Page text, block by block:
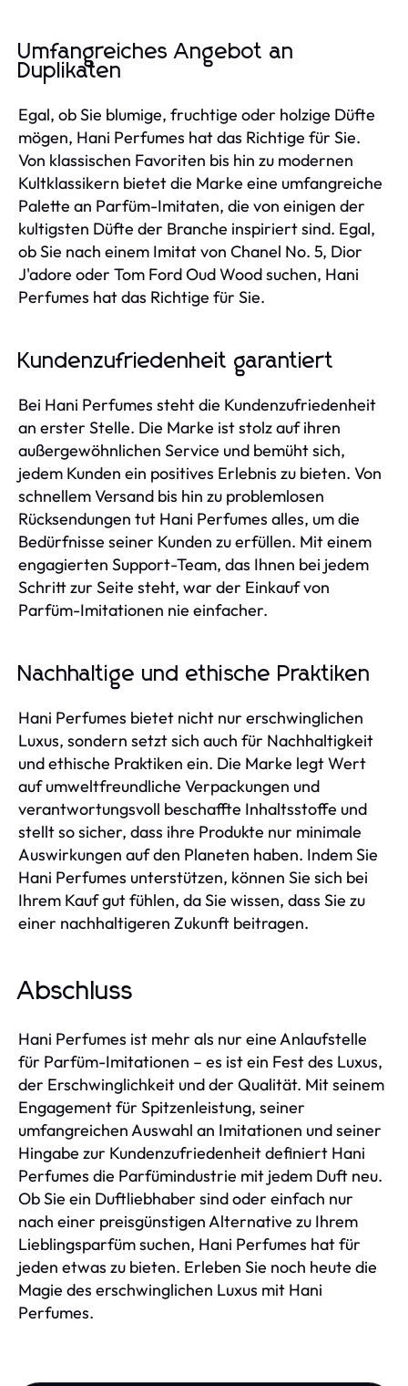
Umfangreiches Angebot an
Duplikaten
Egal, ob Sie blumige, fruchtige oder holzige Düfte
mögen, Hani Perfumes hat das Richtige für Sie.
Von klassischen Favoriten bis hin zu modernen
Kultklassikern bietet die Marke eine umfangreiche
Palette an Parfüm-Imitaten, die von einigen der
kultigsten Düfte der Branche inspiriert sind. Egal,
ob Sie nach einem Imitat von Chanel No. 5, Dior
J'adore oder Tom Ford Oud Wood suchen, Hani
Perfumes hat das Richtige für Sie.
Kundenzufriedenheit garantiert
Bei Hani Perfumes steht die Kundenzufriedenheit
an erster Stelle. Die Marke ist stolz auf ihren
außergewöhnlichen Service und bemüht sich,
jedem Kunden ein positives Erlebnis zu bieten. Von
schnellem Versand bis hin zu problemlosen
Rücksendungen tut Hani Perfumes alles, um die
Bedürfnisse seiner Kunden zu erfüllen. Mit einem
engagierten Support-Team, das Ihnen bei jedem
Schritt zur Seite steht, war der Einkauf von
Parfüm-Imitationen nie einfacher.
Nachhaltige und ethische Praktiken
Hani Perfumes bietet nicht nur erschwinglichen
Luxus, sondern setzt sich auch für Nachhaltigkeit
und ethische Praktiken ein. Die Marke legt Wert
auf umweltfreundliche Verpackungen und
verantwortungsvoll beschaffte Inhaltsstoffe und
stellt so sicher, dass ihre Produkte nur minimale
Auswirkungen auf den Planeten haben. Indem Sie
Hani Perfumes unterstützen, können Sie sich bei
Ihrem Kauf gut fühlen, da Sie wissen, dass Sie zu
einer nachhaltigeren Zukunft beitragen.
Abschluss
Hani Perfumes ist mehr als nur eine Anlaufstelle
für Parfüm-Imitationen – es ist ein Fest des Luxus,
der Erschwinglichkeit und der Qualität. Mit seinem
Engagement für Spitzenleistung, seiner
umfangreichen Auswahl an Imitationen und seiner
Hingabe zur Kundenzufriedenheit definiert Hani
Perfumes die Parfümindustrie mit jedem Duft neu.
Ob Sie ein Duftliebhaber sind oder einfach nur
nach einer preisgünstigen Alternative zu Ihrem
Lieblingsparfüm suchen, Hani Perfumes hat für
jeden etwas zu bieten. Erleben Sie noch heute die
Magie des erschwinglichen Luxus mit Hani
Perfumes.